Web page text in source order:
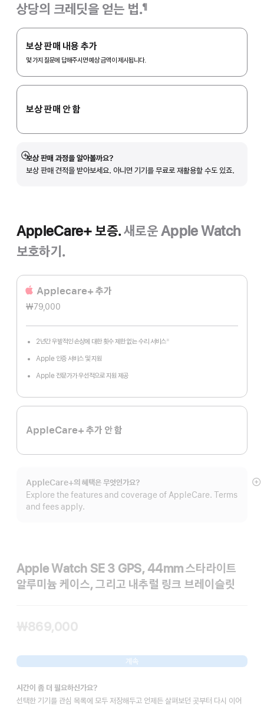
상당의 크레딧을 얻는 법.¶
Apple
Trade
In.
보상 판매 내용 추가
몇 가지 질문에 답해주시면 예상 금액이 제시됩니다.
보상 판매 안 함
보상 판매 과정을 알아볼까요?
보상 판매 견적을 받아보세요. 아니면 기기를 무료로 재활용할 수도 있죠.
자세히
보기
AppleCare+ 보증.새로운 Apple Watch
보호하기.
Applecare+ 추가
₩79,000
2년간 우발적인 손상에 대한 횟수 제한 없는 수리 서비스※
Apple 인증 서비스 및 지원
Apple 전문가가 우선적으로 지원 제공
AppleCare+ 추가 안 함
AppleCare+의 혜택은 무엇인가요?
Explore the features and coverage of AppleCare. Terms
and fees apply.
자
Apple Watch SE 3 GPS, 44mm 스타라이트
알루미늄 케이스, 그리고 내추럴 링크 브레이슬릿
₩869,000
계속
시간이 좀 더 필요하신가요?
선택한 기기를 관심 목록에 모두 저장해두고 언제든 살펴보던 곳부터 다시 이어